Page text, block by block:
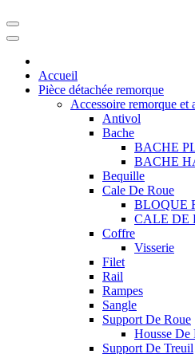
Accueil
Pièce détachée remorque
Accessoire remorque et
Antivol
Bache
BACHE
BACHE
Bequille
Cale De Roue
BLOQUE
CALE DE
Coffre
Visserie
Filet
Rail
Rampes
Sangle
Support De Roue
Housse De
Support De Treuil